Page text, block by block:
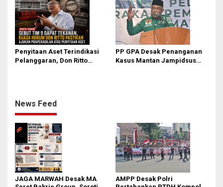
Jaringannya!
Penyitaan Aset Terindikasi
Pelanggaran, Don Ritto
PP GPA Desak Penanganan
Kasus Mantan Jampidsus
News Feed
JAGA MARWAH Desak MA
AMPP Desak Polri